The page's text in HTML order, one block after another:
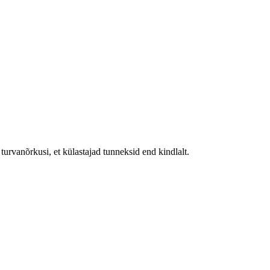
et külastajad tunneksid end kindlalt.